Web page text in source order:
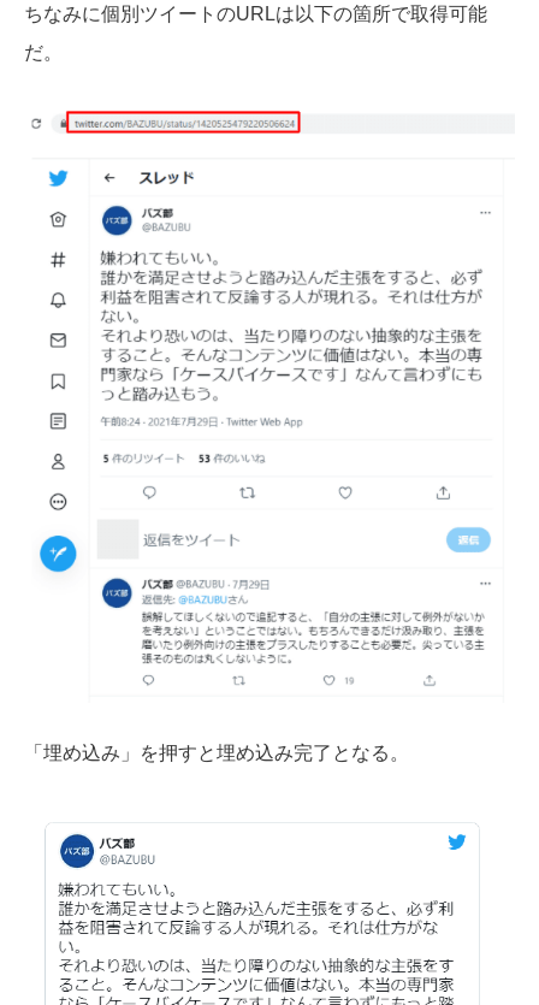
ちなみに個別ツイートのURLは以下の箇所で取得可能
だ。
「埋め込み」を押すと埋め込み完了となる。